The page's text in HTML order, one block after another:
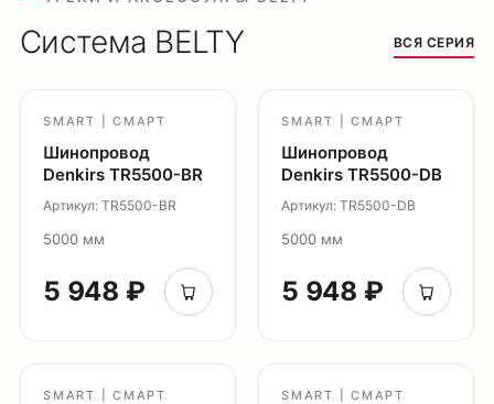
Система BELTY ВСЯ СЕРИЯ
SMART | СМАРТ
Шинопровод
Denkirs TR5500-BR
Артикул: TR5500-BR
5000 мм
5 948 ₽
SMART | СМАРТ
Шинопровод
Denkirs TR5500-DB
Артикул: TR5500-DB
5000 мм
5 948 ₽
SMART | СМАРТ SMART | СМАРТ
Трековые системы
Потолочные подвесные
Управление освещением
Настенные светильники
Уличное освещение
Уличное освещение